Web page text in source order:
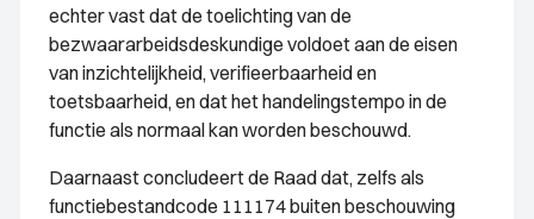
echter vast dat de toelichting van de
bezwaararbeidsdeskundige voldoet aan de eisen
van inzichtelijkheid, verifieerbaarheid en
toetsbaarheid, en dat het handelingstempo in de
functie als normaal kan worden beschouwd.
Daarnaast concludeert de Raad dat, zelfs als
functiebestandcode 111174 buiten beschouwing